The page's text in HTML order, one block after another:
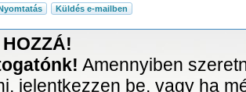
Küldés e-mailben
Amennyiben
jelentkezzen be, vagy ha